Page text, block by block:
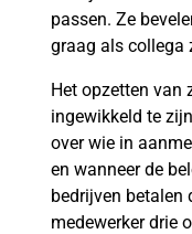
passen. Ze
graag als collega
Het opzetten van
ingewikkeld te
over wie in
en wanneer de
bedrijven betalen
medewerker drie